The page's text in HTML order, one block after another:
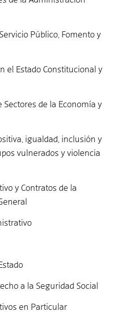
Público, Fomento y
el Estado Constitucional y
de la Economía y
igualdad, inclusión y
vulnerados y violencia
y Contratos de la
a la Seguridad Social
en Particular